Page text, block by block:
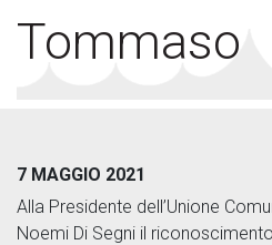
Tommaso
7 MAGGIO 2021
Alla Presidente dell’Unione
Noemi Di Segni il